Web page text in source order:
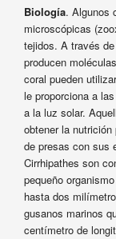
Biología. Algunos
microscópicas
tejidos. A través
producen
coral pueden
le proporciona a
a la luz solar.
obtener la
de presas con sus
Cirrhipathes son
pequeño
hasta dos
gusanos marinos
centímetro de